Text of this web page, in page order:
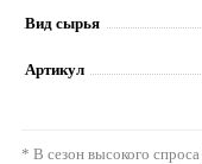
Вид сырья
Артикул
* В сезон высокого